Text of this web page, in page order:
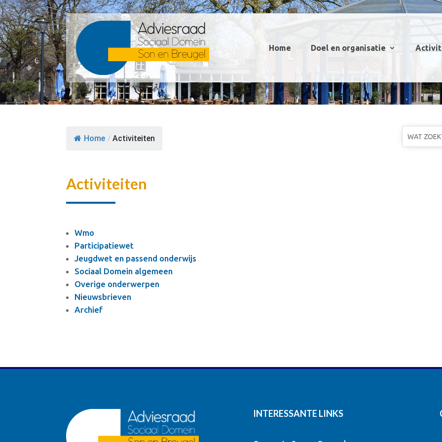
Home Doel en organisatie
Home / Activiteiten
Activiteiten
Wmo
Participatiewet
Jeugdwet en passend onderwijs
Sociaal Domein algemeen
Overige onderwerpen
Nieuwsbrieven
Archief
INTERESSANTE LINKS